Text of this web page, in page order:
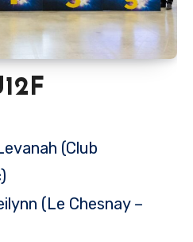
(Club
(Le Chesnay –